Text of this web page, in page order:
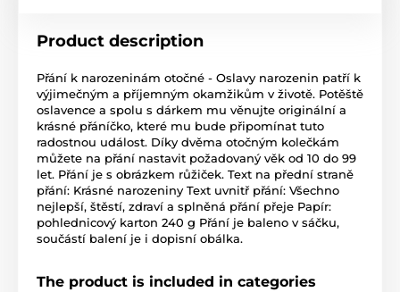
Product description
Přání k narozeninám otočné - Oslavy narozenin patří k
výjimečným a příjemným okamžikům v životě. Potěště
oslavence a spolu s dárkem mu věnujte originální a
krásné přáníčko, které mu bude připomínat tuto
radostnou událost. Díky dvěma otočným kolečkám
můžete na přání nastavit požadovaný věk od 10 do 99
let. Přání je s obrázkem růžiček. Text na přední straně
přání: Krásné narozeniny Text uvnitř přání: Všechno
nejlepší, štěstí, zdraví a splněná přání přeje Papír:
pohlednicový karton 240 g Přání je baleno v sáčku,
součástí balení je i dopisní obálka.
The product is included in categories